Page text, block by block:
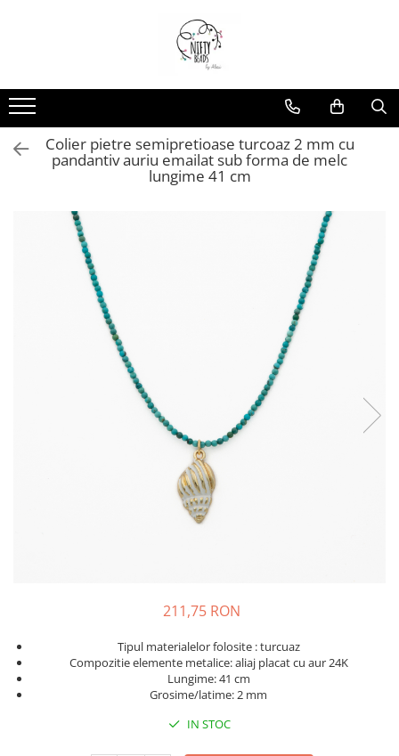
Colier pietre semipretioase turcoaz 2 mm cu
pandantiv auriu emailat sub forma de melc
lungime 41 cm
211,75 RON
Tipul materialelor folosite : turcuaz
Compozitie elemente metalice: aliaj placat cu aur 24K
Lungime: 41 cm
Grosime/latime: 2 mm
IN STOC